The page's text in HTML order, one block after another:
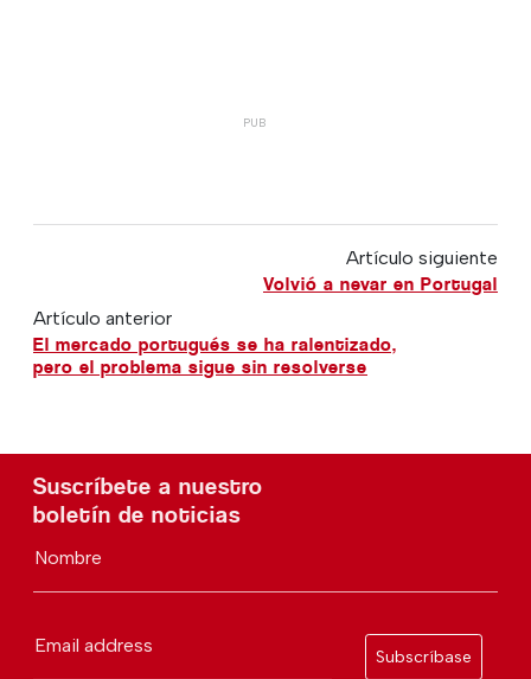
Artículo siguiente
Volvió a nevar en Portugal
Artículo anterior
El mercado portugués se ha ralentizado,
pero el problema sigue sin resolverse
Suscríbete a nuestro
boletín de noticias
Nombre
Email address
Subscríbase